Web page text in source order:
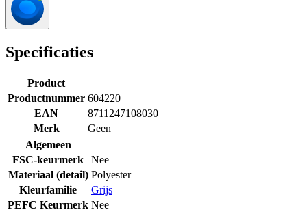
Specificaties
Product
Productnummer 604220
EAN
8711247108030
Merk
Geen
Algemeen
FSC-keurmerk
Nee
Materiaal (detail) Polyester
Kleurfamilie
Grijs
PEFC Keurmerk Nee